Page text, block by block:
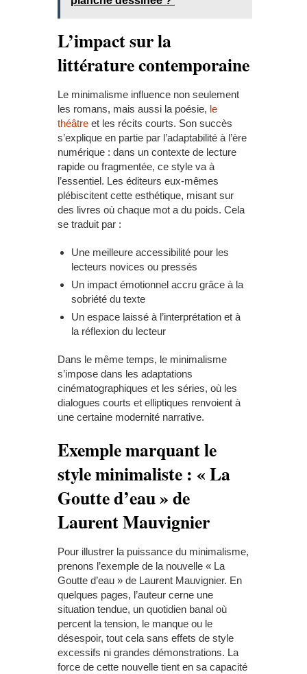
L’impact sur la
littérature contemporaine
Le minimalisme influence non seulement
les romans, mais aussi la poésie, le
théâtre et les récits courts. Son succès
s’explique en partie par l’adaptabilité à l’ère
numérique : dans un contexte de lecture
rapide ou fragmentée, ce style va à
l’essentiel. Les éditeurs eux-mêmes
plébiscitent cette esthétique, misant sur
des livres où chaque mot a du poids. Cela
se traduit par :
Une meilleure accessibilité pour les
lecteurs novices ou pressés
Un impact émotionnel accru grâce à la
sobriété du texte
Un espace laissé à l’interprétation et à
la réflexion du lecteur
Dans le même temps, le minimalisme
s’impose dans les adaptations
cinématographiques et les séries, où les
dialogues courts et elliptiques renvoient à
une certaine modernité narrative.
Exemple marquant le
style minimaliste : « La
Goutte d’eau » de
Laurent Mauvignier
Pour illustrer la puissance du minimalisme,
prenons l’exemple de la nouvelle « La
Goutte d’eau » de Laurent Mauvignier. En
quelques pages, l’auteur cerne une
situation tendue, un quotidien banal où
percent la tension, le manque ou le
désespoir, tout cela sans effets de style
excessifs ni grandes démonstrations. La
force de cette nouvelle tient en sa capacité